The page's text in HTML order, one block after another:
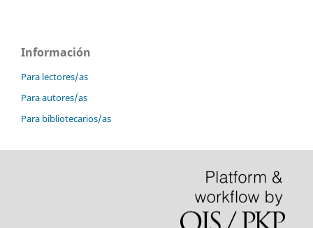
Información
Para lectores/as
Para autores/as
Para bibliotecarios/as